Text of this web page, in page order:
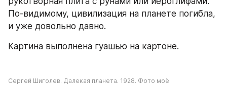
По-видимому, цивилизация на планете погибла,
и уже довольно давно.
Картина выполнена гуашью на картоне.
Сергей Шиголев. Далекая планета. 1928. Фото моё.